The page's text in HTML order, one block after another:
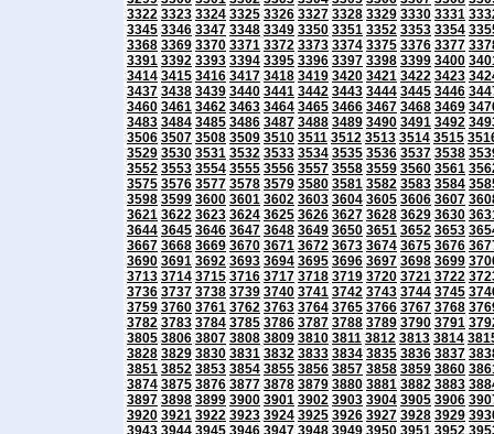
3322 3323 3324 3325 3326 3327 3328 3329 3330 3331
3345 3346 3347 3348 3349 3350 3351 3352 3353 3354
3368 3369 3370 3371 3372 3373 3374 3375 3376 3377
3391 3392 3393 3394 3395 3396 3397 3398 3399 3400
3414 3415 3416 3417 3418 3419 3420 3421 3422 3423
3437 3438 3439 3440 3441 3442 3443 3444 3445 3446
3460 3461 3462 3463 3464 3465 3466 3467 3468 3469
3483 3484 3485 3486 3487 3488 3489 3490 3491 3492
3506 3507 3508 3509 3510 3511 3512 3513 3514 3515
3529 3530 3531 3532 3533 3534 3535 3536 3537 3538
3552 3553 3554 3555 3556 3557 3558 3559 3560 3561
3575 3576 3577 3578 3579 3580 3581 3582 3583 3584
3598 3599 3600 3601 3602 3603 3604 3605 3606 3607
3621 3622 3623 3624 3625 3626 3627 3628 3629 3630
3644 3645 3646 3647 3648 3649 3650 3651 3652 3653
3667 3668 3669 3670 3671 3672 3673 3674 3675 3676
3690 3691 3692 3693 3694 3695 3696 3697 3698 3699
3713 3714 3715 3716 3717 3718 3719 3720 3721 3722
3736 3737 3738 3739 3740 3741 3742 3743 3744 3745
3759 3760 3761 3762 3763 3764 3765 3766 3767 3768
3782 3783 3784 3785 3786 3787 3788 3789 3790 3791
3805 3806 3807 3808 3809 3810 3811 3812 3813 3814
3828 3829 3830 3831 3832 3833 3834 3835 3836 3837
3851 3852 3853 3854 3855 3856 3857 3858 3859 3860
3874 3875 3876 3877 3878 3879 3880 3881 3882 3883
3897 3898 3899 3900 3901 3902 3903 3904 3905 3906
3920 3921 3922 3923 3924 3925 3926 3927 3928 3929
3943 3944 3945 3946 3947 3948 3949 3950 3951 3952